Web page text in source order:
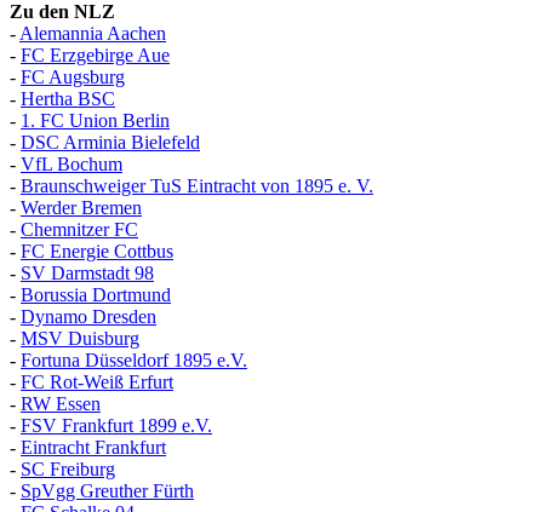
Zu den NLZ
- Alemannia Aachen
- FC Erzgebirge Aue
- FC Augsburg
- Hertha BSC
- 1. FC Union Berlin
- DSC Arminia Bielefeld
- VfL Bochum
- Braunschweiger TuS Eintracht von 1895 e. V.
- Werder Bremen
- Chemnitzer FC
- FC Energie Cottbus
- SV Darmstadt 98
- Borussia Dortmund
- Dynamo Dresden
- MSV Duisburg
- Fortuna Düsseldorf 1895 e.V.
- FC Rot-Weiß Erfurt
- RW Essen
- FSV Frankfurt 1899 e.V.
- Eintracht Frankfurt
- SC Freiburg
- SpVgg Greuther Fürth